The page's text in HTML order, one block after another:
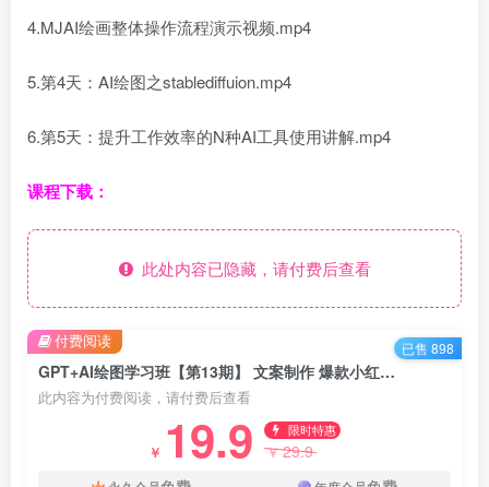
4.MJAI绘画整体操作流程演示视频.mp4
5.第4天：AI绘图之stablediffuion.mp4
6.第5天：提升工作效率的N种AI工具使用讲解.mp4
课程下载：
此处内容已隐藏，请付费后查看
GPT+AI绘图学习班【第13期】 文案制作 爆款小红书推文、AI换脸、客服话术
此内容为付费阅读，请付费后查看
￥ 19.9 限时特惠
￥29.9
付费阅读 已售 898